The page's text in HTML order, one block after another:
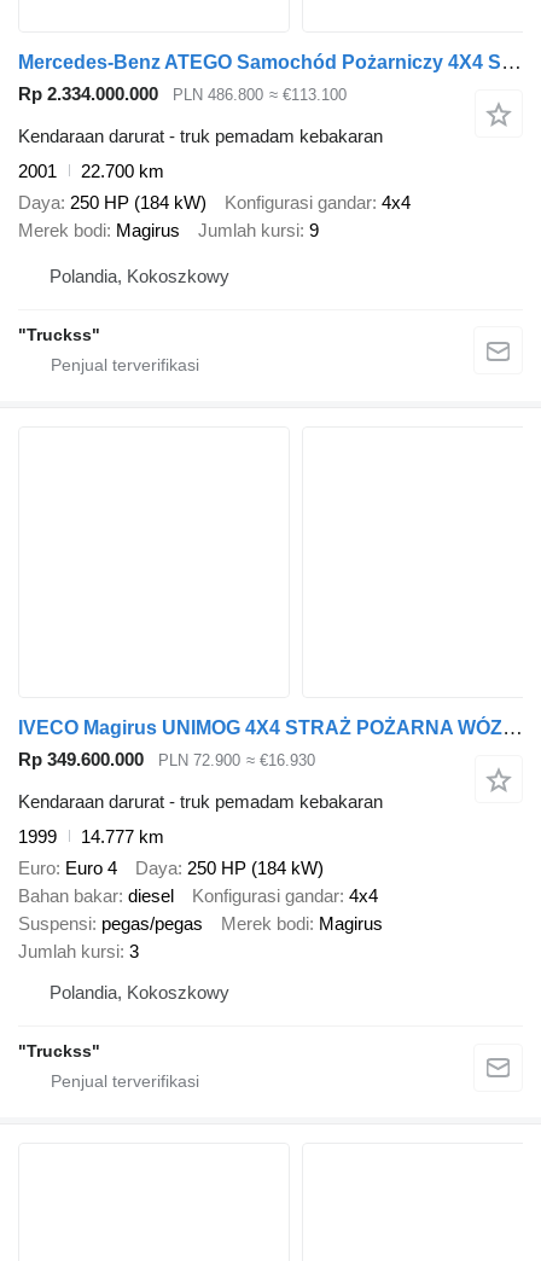
Mercedes-Benz ATEGO Samochód Pożarniczy 4X4 Straż Pożarna 4x4 3000L GBA CNBOP
Rp 2.334.000.000 PLN 486.800 ≈ €113.100
Kendaraan darurat - truk pemadam kebakaran
2001
22.700 km
Daya 250 HP (184 kW) Konfigurasi gandar 4x4
Merek bodi Magirus Jumlah kursi 9
Polandia, Kokoszkowy
"Truckss"
IVECO Magirus UNIMOG 4X4 STRAŻ POŻARNA WÓZ STRAŻACKI POŻARNICZY 4X4 IN
Rp 349.600.000 PLN 72.900 ≈ €16.930
Kendaraan darurat - truk pemadam kebakaran
1999
14.777 km
Euro Euro 4 Daya 250 HP (184 kW)
Bahan bakar diesel Konfigurasi gandar 4x4
Suspensi pegas/pegas Merek bodi Magirus
Jumlah kursi 3
Polandia, Kokoszkowy
"Truckss"